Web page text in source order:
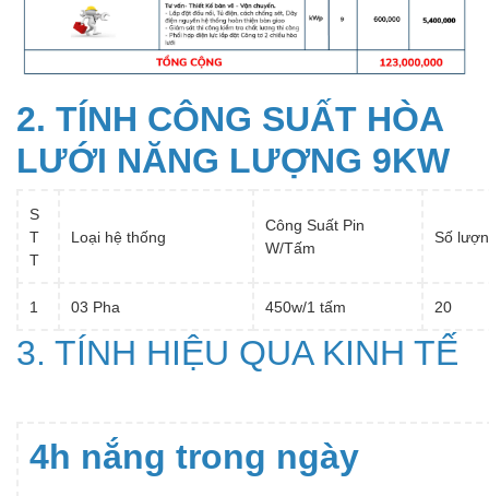
2. TÍNH CÔNG SUẤT HÒA
LƯỚI NĂNG LƯỢNG 9KW
S
T
T
Loại hệ thống
Công Suất Pin
W/Tấm
Số
1 03 Pha 450w/1 tấm 20
3. TÍNH HIỆU QUA KINH TẾ
4h nắng trong ngày